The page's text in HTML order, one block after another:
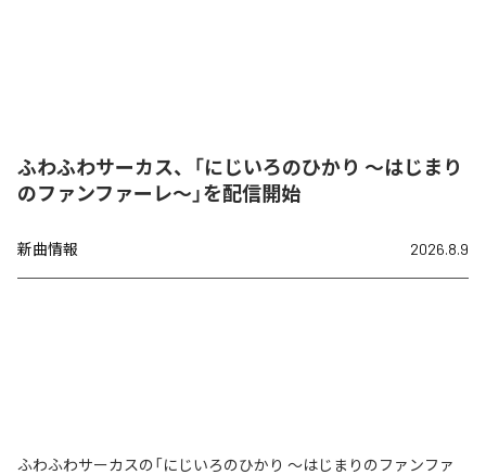
ふわふわサーカス、「にじいろのひかり ～はじまり
のファンファーレ～」を配信開始
新曲情報 2026.8.9
ふわふわサーカスの「にじいろのひかり ～はじまりのファンファ